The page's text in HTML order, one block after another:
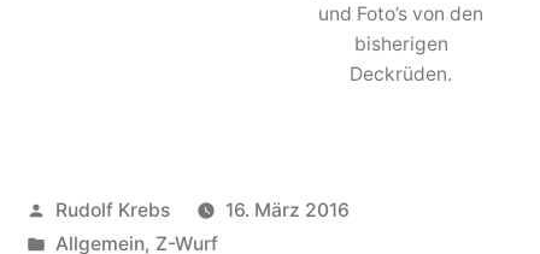
und Foto’s von den
bisherigen
Deckrüden.
Veröffentlicht
von
Rudolf Krebs
16. März 2016
Veröffentlicht
Allgemein, Z-Wurf